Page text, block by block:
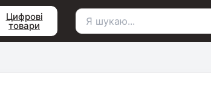
Цифрові
товари
Пошук